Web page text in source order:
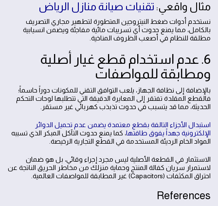
مثال واقعي: تقنيات صيانة منازل الرياض
نستخدم أدوات ضغط النيتروجين المتطورة لتطهير مجاري التصريف
بالكامل، مما يمنع حدوث أي تسريبات مائية مفاجئة ويضمن انسيابية
مطلقة للنظام في أصعب الظروف المناخية.
6. عدم استخدام قطع غيار أصلية
ومطابقة للمواصفات
بالإضافة إلى نظافة الجهاز، يلعب التوافق التقني للمكونات دوراً حاسماً؛
فالقطع المقلدة تفتقر إلى المعايرة الدقيقة التي تتطلبها لوحات التحكم
الحديثة، مما قد يتسبب في حدوث تذبذب كهربائي غير مستقر.
استبدال الأجزاء التالفة بقطع معتمدة يضمن عدم تحميل الدوائر
الإلكترونية جهداً يفوق طاقتها، كما يمنع حدوث التآكل المبكر الذي تسببه
المواد الخام الرديئة المستخدمة في القطع التجارية الرخيصة.
الاستثمار في القطعة الأصلية ليس مجرد إجراء وقائي، بل هو ضمان
لاستمرار سريان كفالة المنتج وحماية منزلك من مخاطر الحريق الناتجة عن
احتراق المكثفات (Capacitors) غير المطابقة للمواصفات العالمية.
References